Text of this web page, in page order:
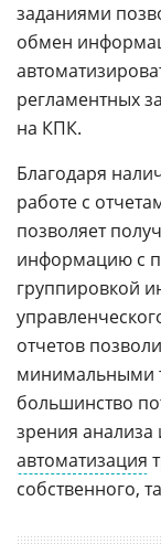
заданиями
обмен
регламентных
на КПК.
Благодаря
работе с
позволяет
информацию с
группировкой
отчетов
минимальными
большинство
зрения
автоматизация
собственного,